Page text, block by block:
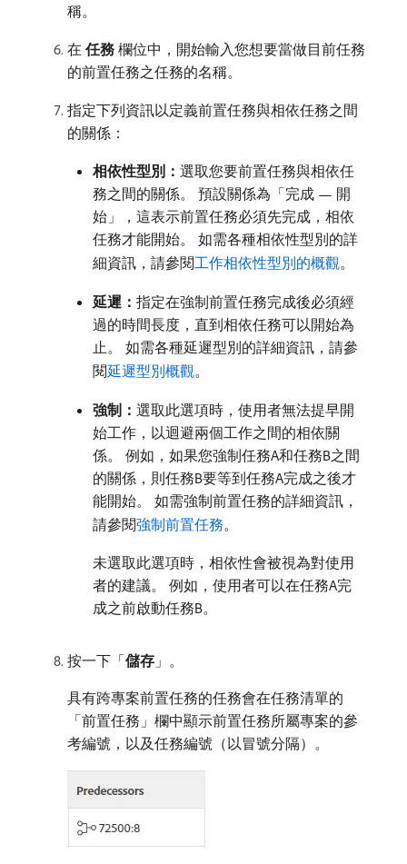
稱。
在​ 任務 ​欄位中，開始輸入您想要當做目前任務
的前置任務之任務的名稱。
指定下列資訊以定義前置任務與相依任務之間
的關係：
相依性型別： ​選取您要前置任務與相依任
務之間的關係。 預設關係為「完成 — 開
始」，這表示前置任務必須先完成，相依
任務才能開始。 如需各種相依性型別的詳
細資訊，請參閱工作相依性型別的概觀。
延遲： ​指定在強制前置任務完成後必須經
過的時間長度，直到相依任務可以開始為
止。 如需各種延遲型別的詳細資訊，請參
閱延遲型別概觀。
強制： ​選取此選項時，使用者無法提早開
始工作，以迴避兩個工作之間的相依關
係。 例如，如果您強制任務A和任務B之間
的關係，則任務B要等到任務A完成之後才
能開始。 如需強制前置任務的詳細資訊，
請參閱強制前置任務。
未選取此選項時，相依性會被視為對使用
者的建議。 例如，使用者可以在任務A完
成之前啟動任務B。
按一下「儲存 」。
具有跨專案前置任務的任務會在任務清單的
「前置任務」欄中顯示前置任務所屬專案的參
考編號，以及任務編號（以冒號分隔）。